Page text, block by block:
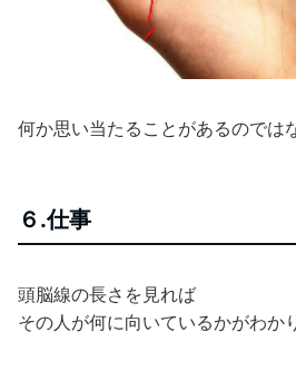
何か思い当たることがあるのでは
６.仕事
頭脳線の長さを見れば
その人が何に向いているかがわか